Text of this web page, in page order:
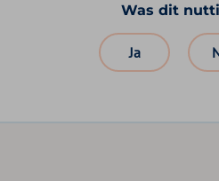
Was dit
Ja